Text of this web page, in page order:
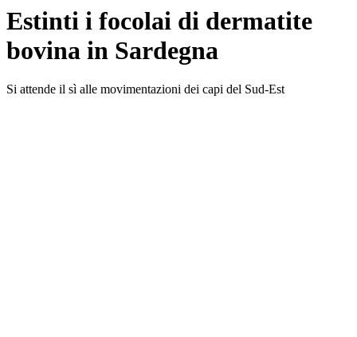
Estinti i focolai di dermatite
bovina in Sardegna
Si attende il sì alle movimentazioni dei capi del Sud-Est